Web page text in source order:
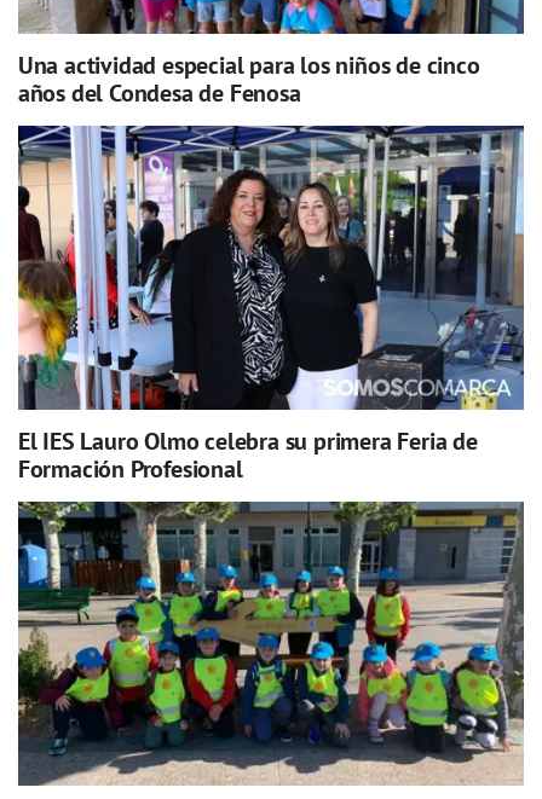
Una actividad especial para los niños de cinco
años del Condesa de Fenosa
El IES Lauro Olmo celebra su primera Feria de
Formación Profesional